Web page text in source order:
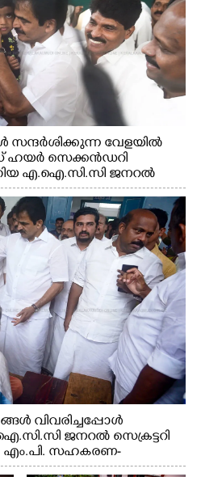
സന്ദർശിക്കുന്ന വേളയിൽ
ഹയർ സെക്കൻഡറി
എ.ഐ.സി.സി ജനറൽ
എം.പി കുരുന്നിനെ
സഹകരണ-എക്സൈസ്
മന്ത്രി ടി. സിദ്ദിഖ്,
എ എന്നിവർ സമീപം
വിവരിച്ചപ്പോൾ
ജനറൽ സെക്രട്ടറി
സഹകരണ-
ലിജു, എന്നിവർ